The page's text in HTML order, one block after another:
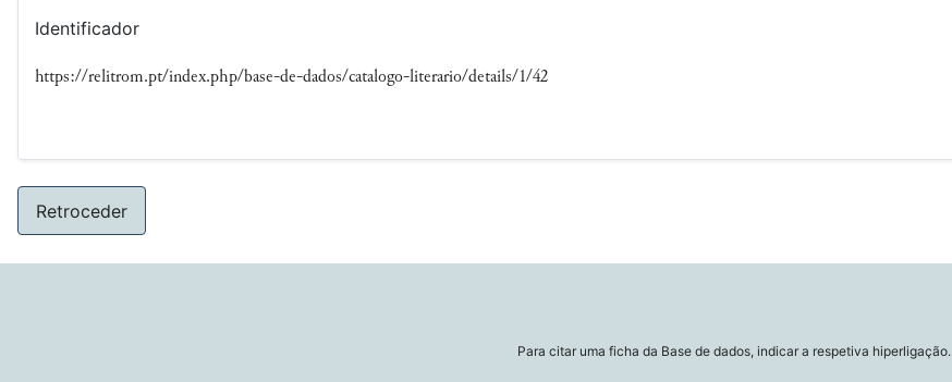
Identificador
https://relitrom.pt/index.php/base-de-dados/catalogo-literario/details/1/42
Retroceder
Para citar uma ficha da Base de dados, indicar a respetiva hiperligação.